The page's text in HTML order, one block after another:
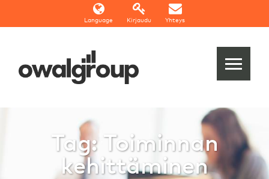
Language Kirjaudu Yhteys
Tag: Toiminnan
kehittäminen